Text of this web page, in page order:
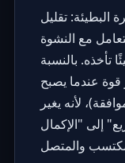
البطيئة: تقليل
مع النشوة
تأخذه. بالنسبة
قوة عندما يصبح
لأنه يغير
إلى "الإكمال